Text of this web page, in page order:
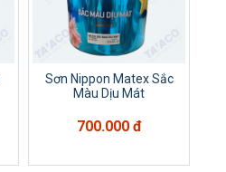
Sơn Nippon Matex Sắc
Màu Dịu Mát
700.000 đ